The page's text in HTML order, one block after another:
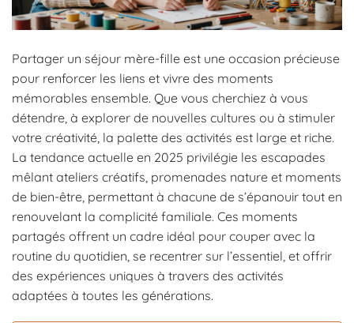
Partager un séjour mère-fille est une occasion précieuse
pour renforcer les liens et vivre des moments
mémorables ensemble. Que vous cherchiez à vous
détendre, à explorer de nouvelles cultures ou à stimuler
votre créativité, la palette des activités est large et riche.
La tendance actuelle en 2025 privilégie les escapades
mêlant ateliers créatifs, promenades nature et moments
de bien-être, permettant à chacune de s’épanouir tout en
renouvelant la complicité familiale. Ces moments
partagés offrent un cadre idéal pour couper avec la
routine du quotidien, se recentrer sur l’essentiel, et offrir
des expériences uniques à travers des activités
adaptées à toutes les générations.